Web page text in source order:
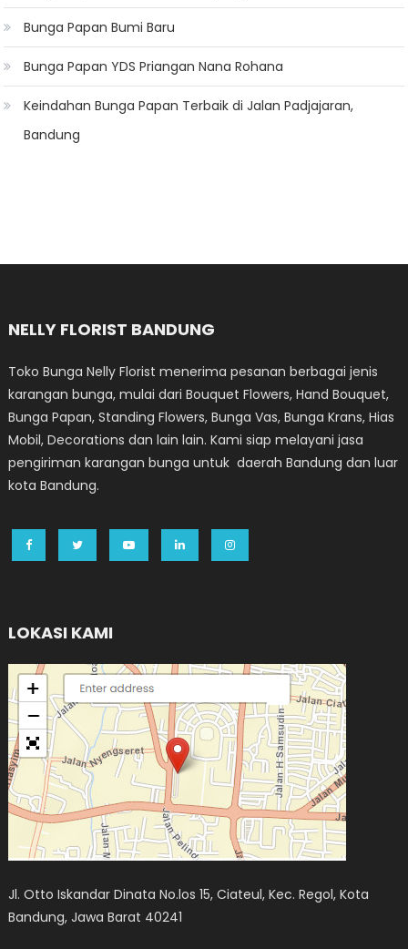
Bunga Papan Bumi Baru
Bunga Papan YDS Priangan Nana Rohana
Keindahan Bunga Papan Terbaik di Jalan Padjajaran,
Bandung
NELLY FLORIST BANDUNG
Toko Bunga Nelly Florist menerima pesanan berbagai jenis
karangan bunga, mulai dari Bouquet Flowers, Hand Bouquet,
Bunga Papan, Standing Flowers, Bunga Vas, Bunga Krans, Hias
Mobil, Decorations dan lain lain. Kami siap melayani jasa
pengiriman karangan bunga untuk daerah Bandung dan luar
kota Bandung.
LOKASI KAMI
Jl. Otto Iskandar Dinata No.los 15, Ciateul, Kec. Regol, Kota
Bandung, Jawa Barat 40241